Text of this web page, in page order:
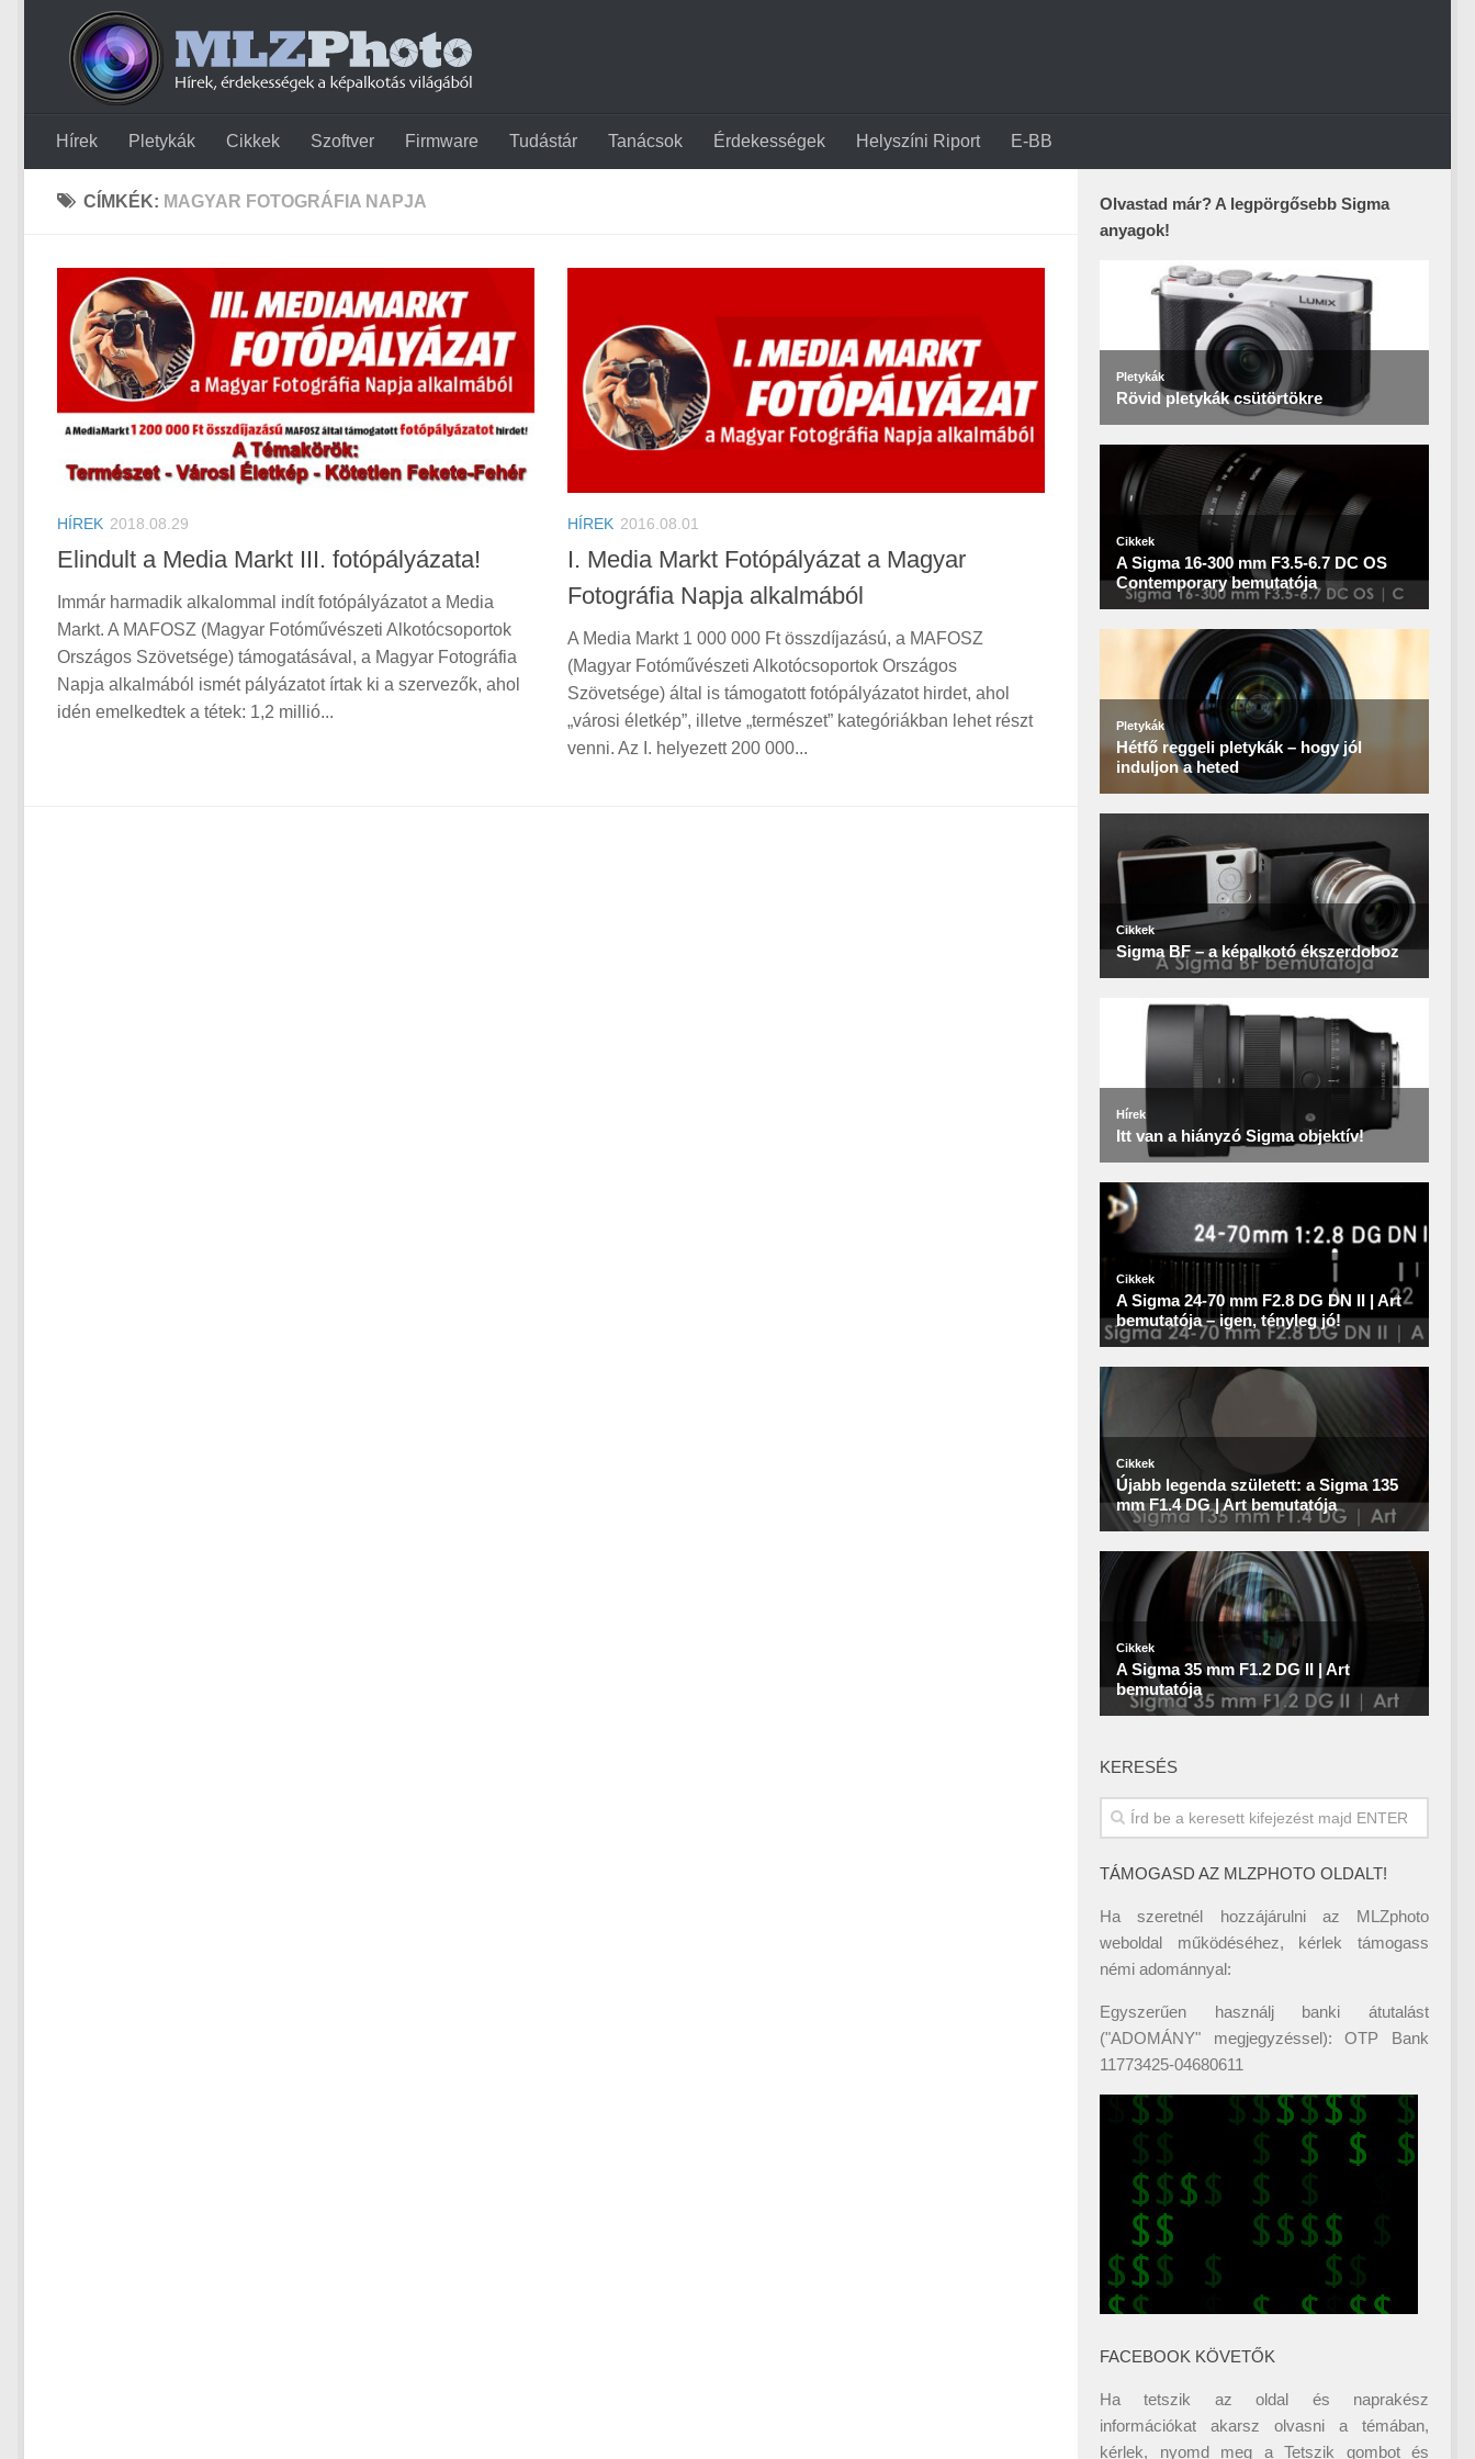
Hírek Pletykák Cikkek Szoftver Firmware Tudástár Tanácsok Érdekességek Helyszíni Riport E-BB
CÍMKÉK: MAGYAR FOTOGRÁFIA NAPJA
HÍREK 2018.08.29
Elindult a Media Markt III. fotópályázata!
Immár harmadik alkalommal indít fotópályázatot a Media
Markt. A MAFOSZ (Magyar Fotóművészeti Alkotócsoportok
Országos Szövetsége) támogatásával, a Magyar Fotográfia
Napja alkalmából ismét pályázatot írtak ki a szervezők, ahol
idén emelkedtek a tétek: 1,2 millió...
HÍREK 2016.08.01
I. Media Markt Fotópályázat a Magyar
Fotográfia Napja alkalmából
A Media Markt 1 000 000 Ft összdíjazású, a MAFOSZ
(Magyar Fotóművészeti Alkotócsoportok Országos
Szövetsége) által is támogatott fotópályázatot hirdet, ahol
„városi életkép”, illetve „természet” kategóriákban lehet részt
venni. Az I. helyezett 200 000...
Olvastad már? A legpörgősebb Sigma
anyagok!
KERESÉS
TÁMOGASD AZ MLZPHOTO OLDALT!
Ha szeretnél hozzájárulni az MLZphoto
weboldal működéséhez, kérlek támogass
némi adománnyal:
Egyszerűen használj banki átutalást
("ADOMÁNY" megjegyzéssel): OTP Bank
11773425-04680611
FACEBOOK KÖVETŐK
Ha tetszik az oldal és naprakész
információkat akarsz olvasni a témában,
kérlek, nyomd meg a Tetszik gombot és